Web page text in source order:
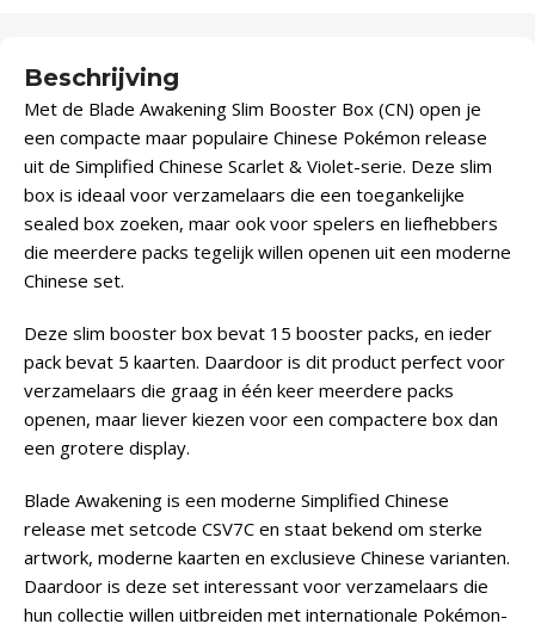
Beschrijving
Met de Blade Awakening Slim Booster Box (CN) open je
een compacte maar populaire Chinese Pokémon release
uit de Simplified Chinese Scarlet & Violet-serie. Deze slim
box is ideaal voor verzamelaars die een toegankelijke
sealed box zoeken, maar ook voor spelers en liefhebbers
die meerdere packs tegelijk willen openen uit een moderne
Chinese set.
Deze slim booster box bevat 15 booster packs, en ieder
pack bevat 5 kaarten. Daardoor is dit product perfect voor
verzamelaars die graag in één keer meerdere packs
openen, maar liever kiezen voor een compactere box dan
een grotere display.
Blade Awakening is een moderne Simplified Chinese
release met setcode CSV7C en staat bekend om sterke
artwork, moderne kaarten en exclusieve Chinese varianten.
Daardoor is deze set interessant voor verzamelaars die
hun collectie willen uitbreiden met internationale Pokémon-